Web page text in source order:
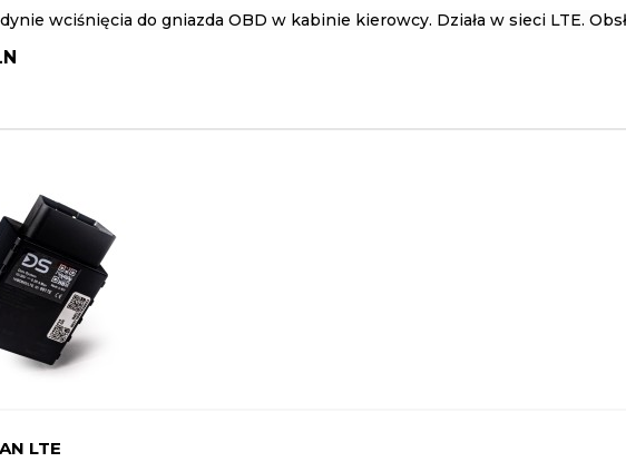
wciśnięcia do gniazda OBD w kabinie kierowcy. Działa w sieci LTE.
LTE